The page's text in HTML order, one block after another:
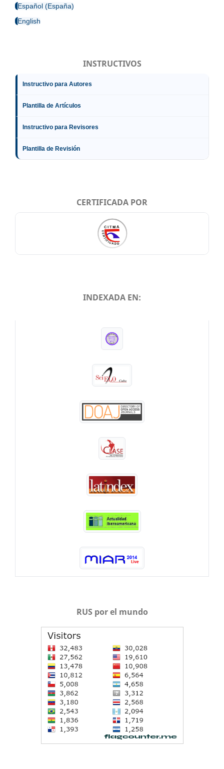
Español (España)
English
INSTRUCTIVOS
Instructivo para Autores
Plantilla de Artículos
Instructivo para Revisores
Plantilla de Revisión
CERTIFICADA POR
INDEXADA EN:
RUS por el mundo